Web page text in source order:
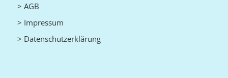
> AGB
> Impressum
> Datenschutzerklärung